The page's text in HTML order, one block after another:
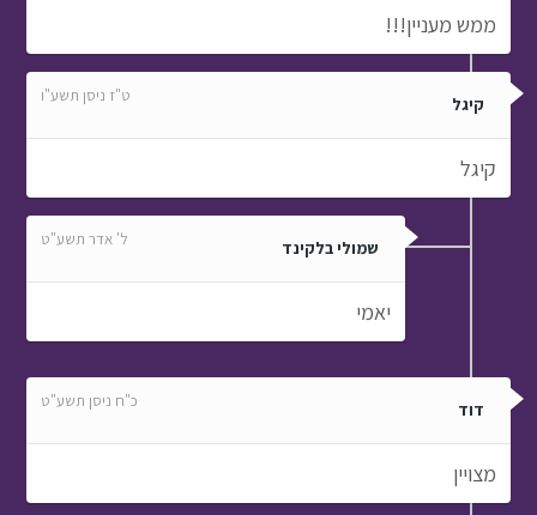
ממש מעניין!!!
קיגל ט"ז ניסן תשע"ו
קיגל
שמולי בלקינד ל' אדר תשע"ט
יאמי
דוד כ"ח ניסן תשע"ט
מצויין